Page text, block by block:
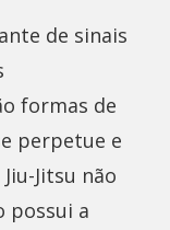
de sinais
formas de
perpetue e
Jitsu não
possui a